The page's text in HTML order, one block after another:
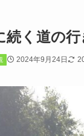
続く道の
2024年9月24日